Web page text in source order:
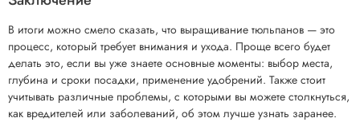
В итоги можно смело сказать, что выращивание тюльпанов — это
процесс, который требует внимания и ухода. Проще всего будет
делать это, если вы уже знаете основные моменты: выбор места,
глубина и сроки посадки, применение удобрений. Также стоит
учитывать различные проблемы, с которыми вы можете столкнуться,
как вредителей или заболеваний, об этом лучше узнать заранее.